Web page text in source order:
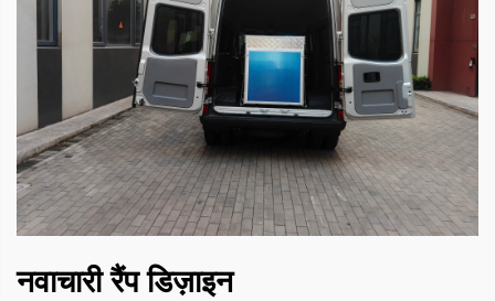
नवाचारी रैंप डिज़ाइन